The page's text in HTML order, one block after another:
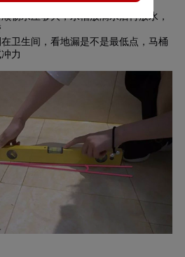
畅水压够大，水槽放满水后再放水，
卫生间，看地漏是不是最低点，马桶
力